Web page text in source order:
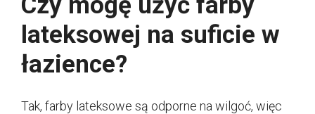
lateksowej na suficie w
łazience?
Tak, farby lateksowe są odporne na wilgoć, więc